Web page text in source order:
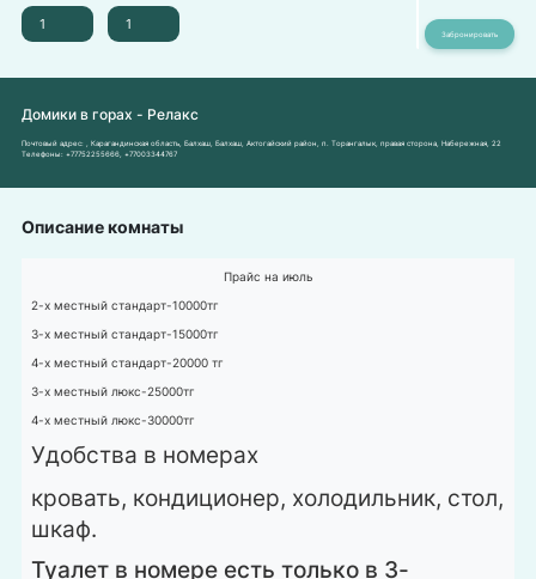
Домики в горах - Релакс
Почтовый адрес:
, Карагандинская область, Балхаш, Балхаш, Актогайский район, п. Торангалык, правая сторона, Набережная, 22
Телефоны: +77752255666 +77003344767
Описание комнаты